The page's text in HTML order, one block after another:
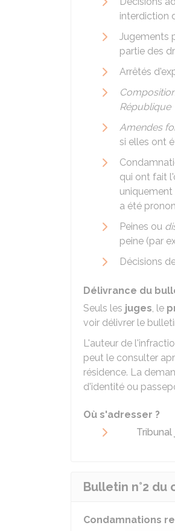
interdiction
Jugements
partie des
Arrêtés
République
Amendes
si elles ont
qui ont fait
a été
Peines ou
peine (par
Décisions
Délivrance du
Seuls les juges, le
voir délivrer le
L'auteur de
peut le consulter
résidence. La
d'identité ou
Où s'adresser ?
Tribunal
Bulletin n°2 du
Condamnations